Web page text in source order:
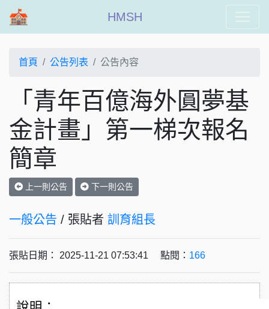
HMSH
首頁 公告列表 公告內容
「青年百億海外圓夢基
金計畫」第一梯次報名
簡章
上一則公告 下一則公告
一般公告 / 張貼者 訓育組長
張貼日期： 2025-11-21 07:53:41 點閱： 166